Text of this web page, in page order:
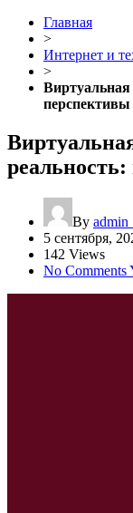
Главная
>
Интернет и
>
Виртуальная
перспективы
By
5 сентября,
142 Views
No Comments